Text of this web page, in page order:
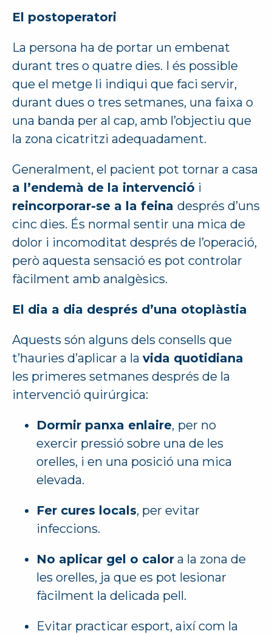
El postoperatori
La persona ha de portar un embenat
durant tres o quatre dies. I és possible
que el metge li indiqui que faci servir,
durant dues o tres setmanes, una faixa o
una banda per al cap, amb l’objectiu que
la zona cicatritzi adequadament.
Generalment, el pacient pot tornar a casa
a l’endemà de la intervenció i
reincorporar-se a la feina després d’uns
cinc dies. És normal sentir una mica de
dolor i incomoditat després de l’operació,
però aquesta sensació es pot controlar
fàcilment amb analgèsics.
El dia a dia després d’una otoplàstia
Aquests són alguns dels consells que
t’hauries d’aplicar a la vida quotidiana
les primeres setmanes després de la
intervenció quirúrgica:
Dormir panxa enlaire, per no
exercir pressió sobre una de les
orelles, i en una posició una mica
elevada.
Fer cures locals, per evitar
infeccions.
No aplicar gel o calor a la zona de
les orelles, ja que es pot lesionar
fàcilment la delicada pell.
Evitar practicar esport, així com la